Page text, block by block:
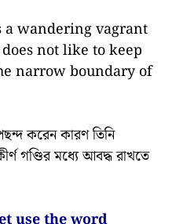
a wandering vagrant
not like to keep
narrow boundary of
করেন কারণ তিনি
গণ্ডির মধ্যে আবদ্ধ রাখতে